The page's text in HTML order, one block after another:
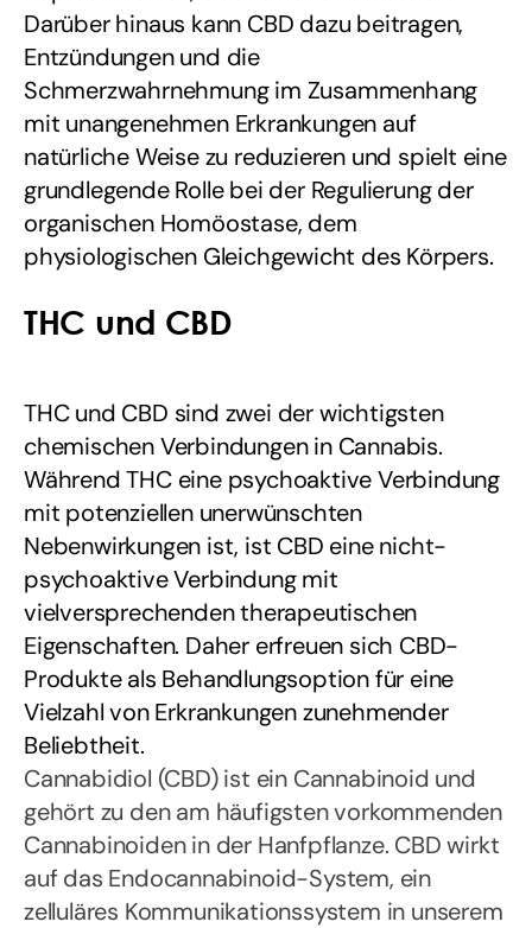
Darüber hinaus kann CBD dazu beitragen,
Entzündungen und die
Schmerzwahrnehmung im Zusammenhang
mit unangenehmen Erkrankungen auf
natürliche Weise zu reduzieren und spielt eine
grundlegende Rolle bei der Regulierung der
organischen Homöostase, dem
physiologischen Gleichgewicht des Körpers.
THC und CBD
THC und CBD sind zwei der wichtigsten
chemischen Verbindungen in Cannabis.
Während THC eine psychoaktive Verbindung
mit potenziellen unerwünschten
Nebenwirkungen ist, ist CBD eine nicht-
psychoaktive Verbindung mit
vielversprechenden therapeutischen
Eigenschaften. Daher erfreuen sich CBD-
Produkte als Behandlungsoption für eine
Vielzahl von Erkrankungen zunehmender
Beliebtheit.
Cannabidiol (CBD) ist ein Cannabinoid und
gehört zu den am häufigsten vorkommenden
Cannabinoiden in der Hanfpflanze. CBD wirkt
auf das Endocannabinoid-System, ein
zelluläres Kommunikationssystem in unserem